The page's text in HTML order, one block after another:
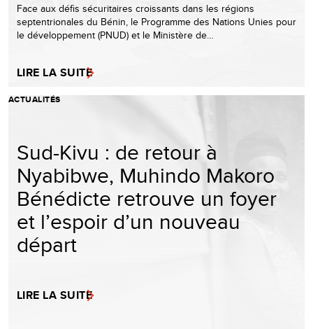
Face aux défis sécuritaires croissants dans les régions
septentrionales du Bénin, le Programme des Nations Unies pour
le développement (PNUD) et le Ministère de…
LIRE LA SUITE
ACTUALITÉS
Sud-Kivu : de retour à
Nyabibwe, Muhindo Makoro
Bénédicte retrouve un foyer
et l’espoir d’un nouveau
départ
LIRE LA SUITE